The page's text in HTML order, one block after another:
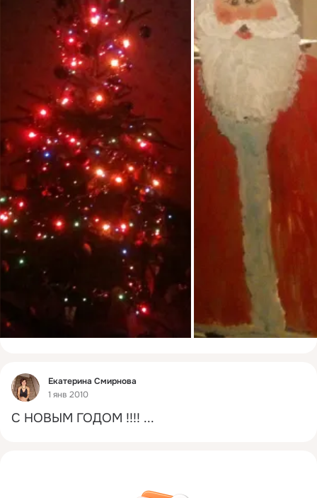
Фид
Екатерина Смирнова
1 янв 2010
С НОВЫМ ГОДОМ !!!! ...